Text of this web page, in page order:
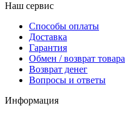
Наш сервис
Способы оплаты
Доставка
Гарантия
Обмен / возврат товара
Возврат денег
Вопросы и ответы
Информация